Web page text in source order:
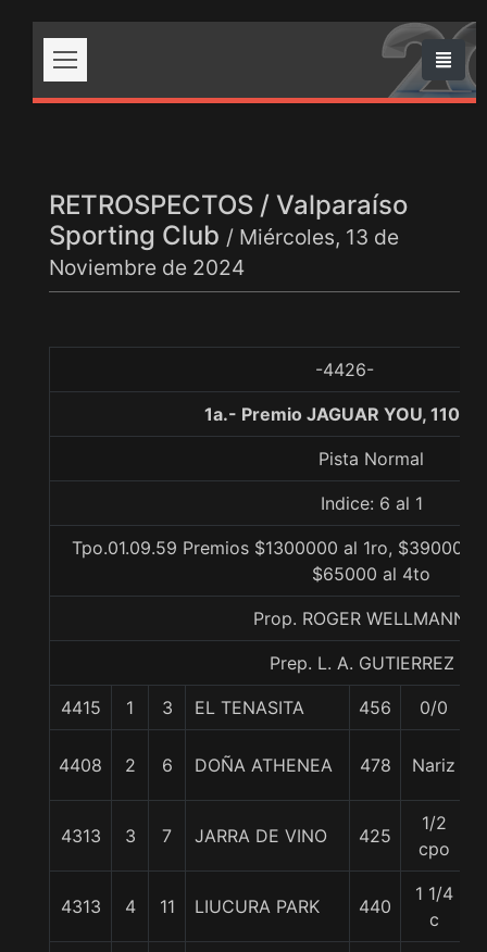
RETROSPECTOS / Valparaíso
Sporting Club / Miércoles, 13 de
Noviembre de 2024
-4426-
1a.- Premio JAGUAR YOU, 1100
Pista Normal
Indice: 6 al 1
Tpo.01.09.59 Premios $1300000 al 1ro, $390000
$65000 al 4to
Prop. ROGER WELLMANN
Prep. L. A. GUTIERREZ P.
4415 1 3 EL TENASITA 456 0/0
4408 2 6 DOÑA ATHENEA 478 Nariz
4313 3 7 JARRA DE VINO 425
1/2
cpo
4313 4 11 LIUCURA PARK 440
1 1/4
c